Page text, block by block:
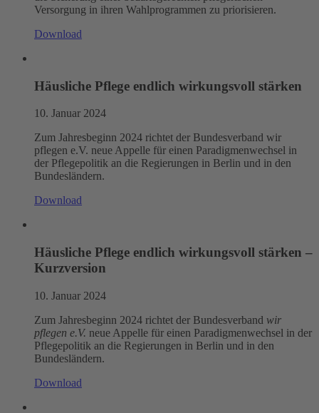
Versorgung in ihren Wahlprogrammen zu priorisieren.
Download
Häusliche Pflege endlich wirkungsvoll stärken
10. Januar 2024
Zum Jahresbeginn 2024 richtet der Bundesverband wir
pflegen e.V. neue Appelle für einen Paradigmenwechsel in
der Pflegepolitik an die Regierungen in Berlin und in den
Bundesländern.
Download
Häusliche Pflege endlich wirkungsvoll stärken –
Kurzversion
10. Januar 2024
Zum Jahresbeginn 2024 richtet der Bundesverband wir
pflegen e.V. neue Appelle für einen Paradigmenwechsel in der
Pflegepolitik an die Regierungen in Berlin und in den
Bundesländern.
Download